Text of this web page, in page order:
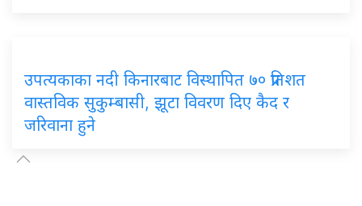
उपत्यकाका नदी किनारबाट विस्थापित ७० प्रतिशत
वास्तविक सुकुम्बासी, झूटा विवरण दिए कैद र
जरिवाना हुने